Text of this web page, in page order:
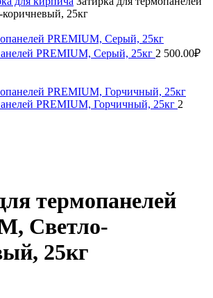
25кг
PREMIUM, Серый, 25кг 2 500.00₽
PREMIUM, Горчичный, 25кг 2
термопанелей
Светло-
25кг